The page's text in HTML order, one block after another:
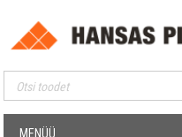
MENÜÜ